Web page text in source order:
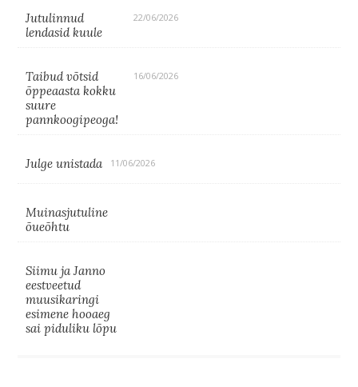
Jutulinnud
lendasid kuule
22/06/2026
Taibud võtsid
õppeaasta kokku
suure
pannkoogipeoga!
16/06/2026
Julge unistada 11/06/2026
Muinasjutuline
õueõhtu
Siimu ja Janno
eestveetud
muusikaringi
esimene hooaeg
sai piduliku lõpu